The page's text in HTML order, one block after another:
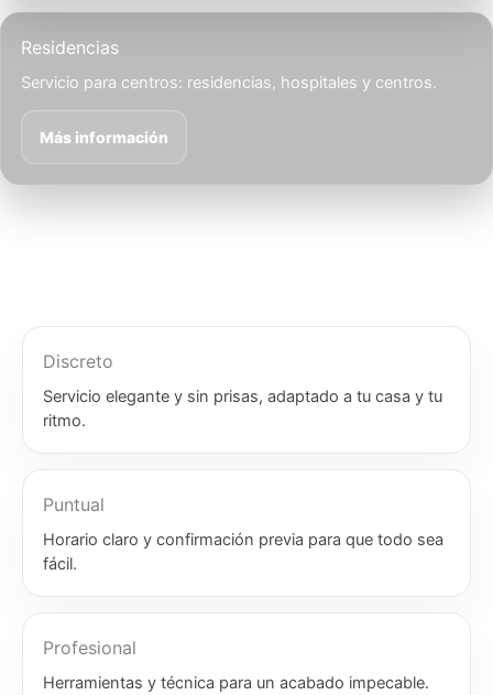
Residencias
Servicio para centros: residencias, hospitales y centros.
Más información
Discreto
Servicio elegante y sin prisas, adaptado a tu casa y tu
ritmo.
Puntual
Horario claro y confirmación previa para que todo sea
fácil.
Profesional
Herramientas y técnica para un acabado impecable.